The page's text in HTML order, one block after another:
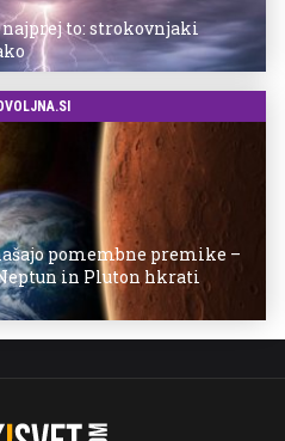
to: strokovnjaki
pomembne premike –
in Pluton hkrati